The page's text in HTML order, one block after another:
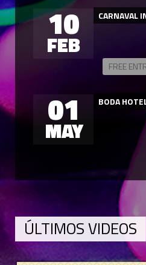
10
FEB
CARNAVAL
FREE
01
MAY
BODA
ÚLTIMOS VIDEOS